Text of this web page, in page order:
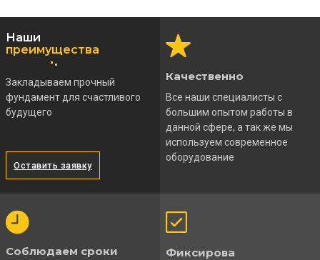
Наши
преимущества
Закладываем прочный
фундамент для счастливого
будущего
Оставить заявку
Качественно
Все наши специалисты с
большим опытом работы в
данной сфере, а так же мы
используем современное
оборудование
Соблюдаем сроки
Фиксирова